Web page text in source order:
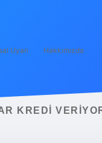
Uyarı Hakkımızda
KREDI